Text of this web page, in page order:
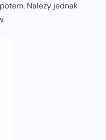
Należy jednak